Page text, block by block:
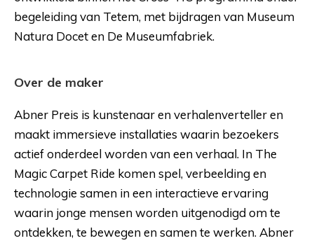
begeleiding van Tetem, met bijdragen van Museum
Natura Docet en De Museumfabriek.
Over de maker
Abner Preis is kunstenaar en verhalenverteller en
maakt immersieve installaties waarin bezoekers
actief onderdeel worden van een verhaal. In The
Magic Carpet Ride komen spel, verbeelding en
technologie samen in een interactieve ervaring
waarin jonge mensen worden uitgenodigd om te
ontdekken, te bewegen en samen te werken. Abner